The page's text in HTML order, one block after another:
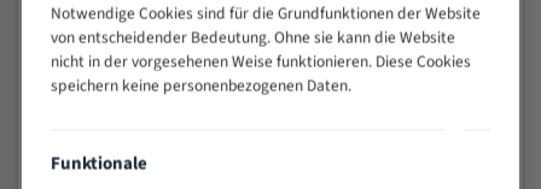
Spezialstahl Bandsägeblätter
Notwendige Cookies sind für die Grundfunktionen der Website
von entscheidender Bedeutung. Ohne sie kann die Website
nicht in der vorgesehenen Weise funktionieren. Diese Cookies
speichern keine personenbezogenen Daten.
Funktionale